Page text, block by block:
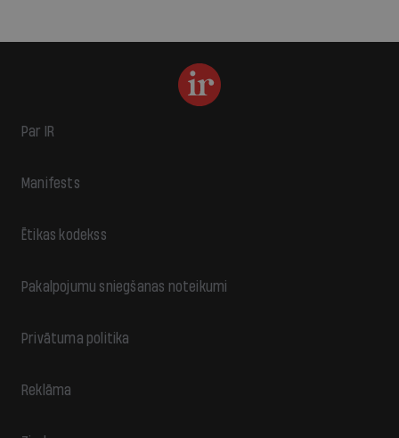
Par IR
Manifests
Ētikas kodekss
Pakalpojumu sniegšanas noteikumi
Privātuma politika
Reklāma